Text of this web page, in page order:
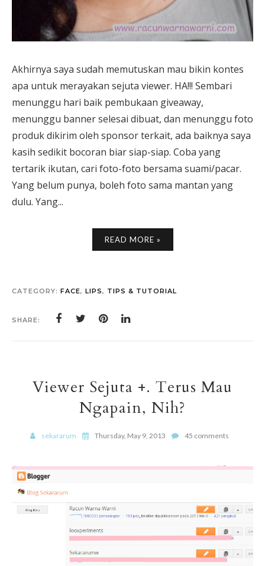
Akhirnya saya sudah memutuskan mau bikin kontes
apa untuk merayakan sejuta viewer. HA!!! Sembari
menunggu hari baik pembukaan giveaway,
menunggu banner selesai dibuat, dan menunggu foto
produk dikirim oleh sponsor terkait, ada baiknya saya
kasih sedikit bocoran biar siap-siap. Coba yang
tertarik ikutan, cari foto-foto bersama suami/pacar.
Yang belum punya, boleh foto sama mantan yang
dulu. Yang...
READ MORE »
CATEGORY: FACE, LIPS, TIPS & TUTORIAL
SHARE:
Viewer Sejuta +. Terus Mau
Ngapain, Nih?
sekararum Thursday, May 9, 2013 45 comments